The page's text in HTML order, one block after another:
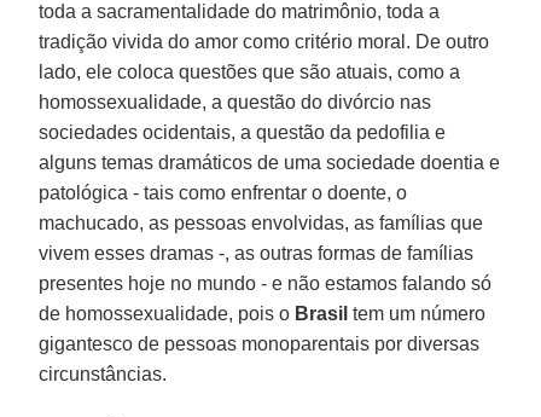
toda a sacramentalidade do matrimônio, toda a
tradição vivida do amor como critério moral. De outro
lado, ele coloca questões que são atuais, como a
homossexualidade, a questão do divórcio nas
sociedades ocidentais, a questão da pedofilia e
alguns temas dramáticos de uma sociedade doentia e
patológica - tais como enfrentar o doente, o
machucado, as pessoas envolvidas, as famílias que
vivem esses dramas -, as outras formas de famílias
presentes hoje no mundo - e não estamos falando só
de homossexualidade, pois o Brasil tem um número
gigantesco de pessoas monoparentais por diversas
circunstâncias.